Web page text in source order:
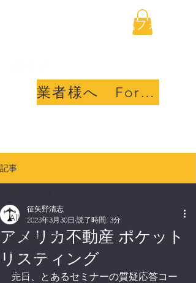
海外不動産取引透明化フォ
業者様へ For sellers
記事
All Posts
私達に関して
フィリピン
カンボジア
アメリカ不動産 ポケット
リスティング
征矢野清志
2023年3月30日 読了時間: 3分
先日、とあるセミナーの質疑応答コー